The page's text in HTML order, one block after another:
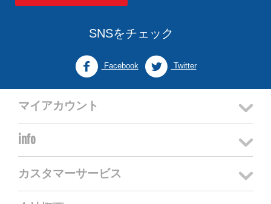
SNSをチェック
Facebook Twitter
マイアカウント
info
カスタマーサービス